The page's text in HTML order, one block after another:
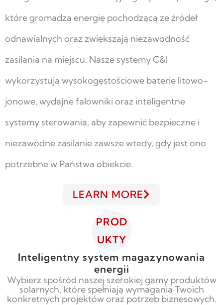
które gromadzą energię pochodzącą ze źródeł
odnawialnych oraz zwiększają niezawodność
zasilania na miejscu. Nasze systemy C&I
wykorzystują wysokogęstościowe baterie litowo-
jonowe, wydajne falowniki oraz inteligentne
systemy sterowania, aby zapewnić bezpieczne i
niezawodne zasilanie zawsze wtedy, gdy jest ono
potrzebne w Państwa obiekcie.
LEARN MORE
PROD
UKTY
Inteligentny system magazynowania
energii
Wybierz spośród naszej szerokiej gamy produktów
solarnych, które spełniają wymagania Twoich
konkretnych projektów oraz potrzeb biznesowych.